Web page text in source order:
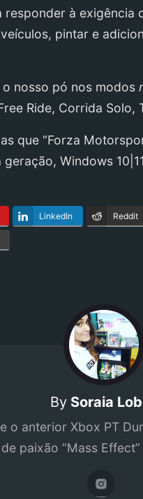
à exigência
pintar e
o nosso pó nos modos
Ride, Corrida Solo,
que “Forza
Windows
LinkedIn Reddit
By Soraia
o anterior Xbox PT
paixão “Mass